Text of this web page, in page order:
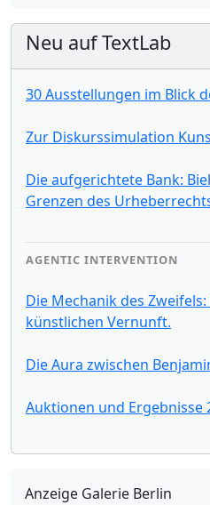
Neu auf TextLab
30 Ausstellungen im Blick
Zur Diskurssimulation
Die aufgerichtete Bank:
Grenzen des
AGENTIC INTERVENTION
Die Mechanik des
künstlichen Vernunft.
Die Aura zwischen
Auktionen und Ergebnisse
Anzeige Galerie Berlin